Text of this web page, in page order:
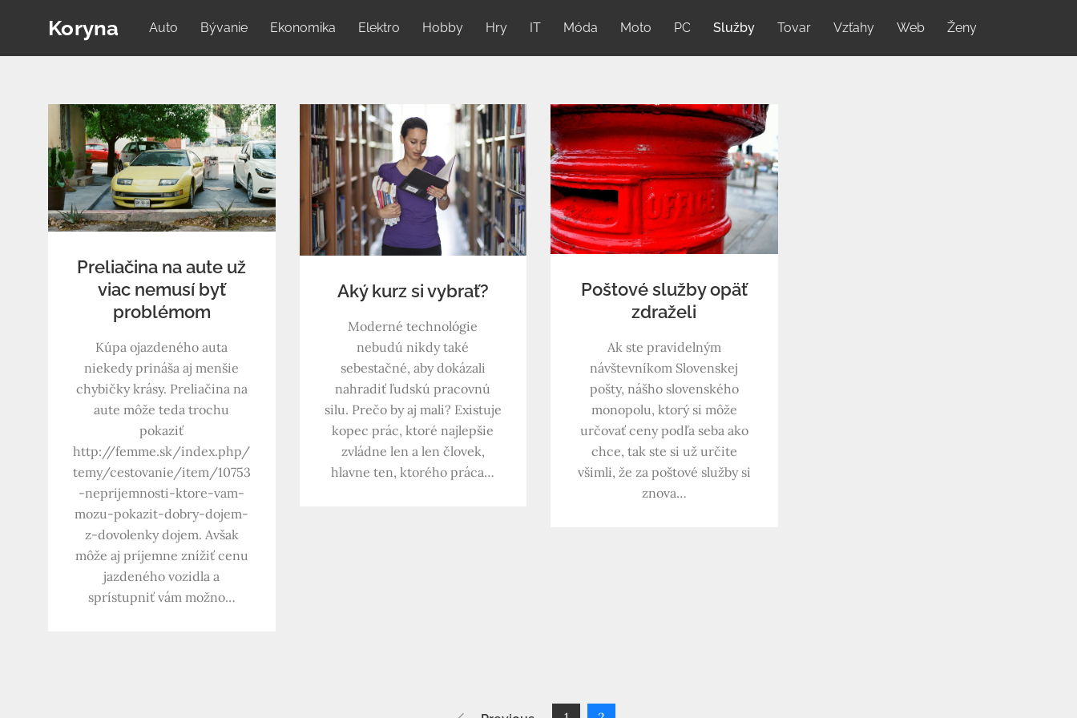
Koryna Auto Bývanie Ekonomika Elektro Hobby Hry IT Móda Moto PC Služby Tovar Vzťahy Web Ženy
Preliačina na aute už
viac nemusí byť
problémom
Kúpa ojazdeného auta
niekedy prináša aj menšie
chybičky krásy. Preliačina na
aute môže teda trochu
pokaziť
http://femme.sk/index.php/
temy/cestovanie/item/10753
-neprijemnosti-ktore-vam-
mozu-pokazit-dobry-dojem-
z-dovolenky dojem. Avšak
môže aj príjemne znížiť cenu
jazdeného vozidla a
sprístupniť vám možno…
Aký kurz si vybrať?
Moderné technológie
nebudú nikdy také
sebestačné, aby dokázali
nahradiť ľudskú pracovnú
silu. Prečo by aj mali? Existuje
kopec prác, ktoré najlepšie
zvládne len a len človek,
hlavne ten, ktorého práca…
Poštové služby opäť
zdraželi
Ak ste pravidelným
návštevníkom Slovenskej
pošty, nášho slovenského
monopolu, ktorý si môže
určovať ceny podľa seba ako
chce, tak ste si už určite
všimli, že za poštové služby si
znova…